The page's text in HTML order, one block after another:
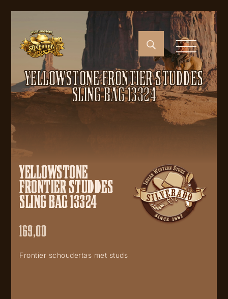
YELLOWSTONE FRONTIER STUDDES
SLING BAG 13324
YELLOWSTONE
FRONTIER STUDDES
SLING BAG 13324
169,00
Frontier schoudertas met studs